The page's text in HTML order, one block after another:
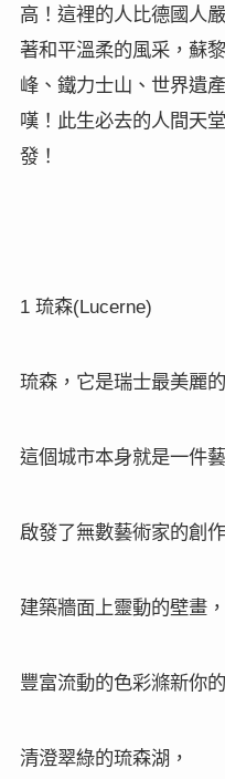
高！這裡的人比德國人
著和平溫柔的風采，蘇
峰、鐵力士山、世界遺
嘆！此生必去的人間天堂
發！
1 琉森(Lucerne)
琉森，它是瑞士最美麗的
這個城市本身就是一件
啟發了無數藝術家的創作
建築牆面上靈動的壁畫，
豐富流動的色彩滌新你
清澄翠綠的琉森湖，